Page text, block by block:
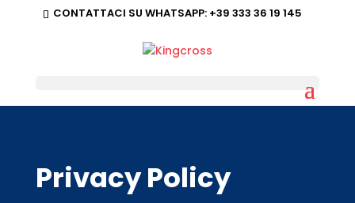
CONTATTACI SU WHATSAPP:+39 333 36 19 145
Privacy Policy